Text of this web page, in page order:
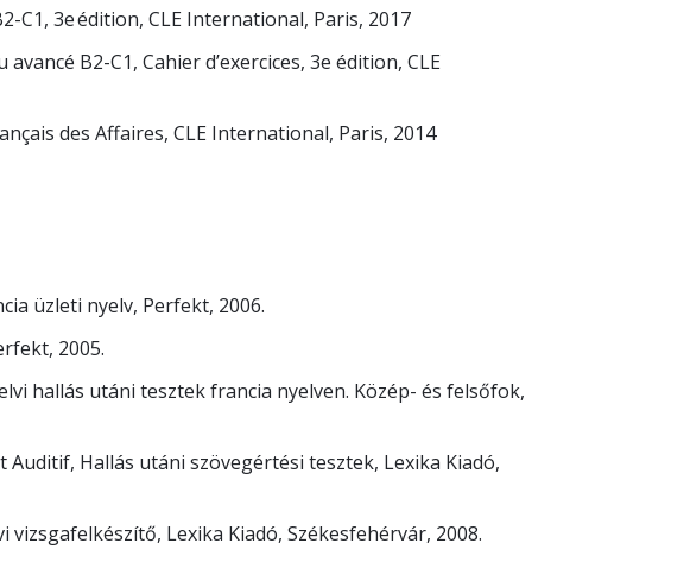
C1, 3e édition, CLE International, Paris, 2017
B2-C1, Cahier d’exercices, 3e édition, CLE
des Affaires, CLE International, Paris, 2014
üzleti nyelv, Perfekt, 2006.
2005.
hallás utáni tesztek francia nyelven. Közép- és felsőfok,
Hallás utáni szövegértési tesztek, Lexika Kiadó,
vizsgafelkészítő, Lexika Kiadó, Székesfehérvár, 2008.